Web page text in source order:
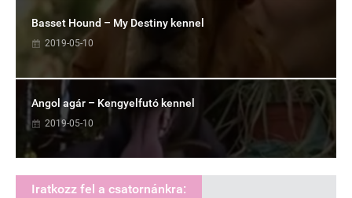
Basset Hound – My Destiny kennel
2019-05-10
Angol agár – Kengyelfutó kennel
2019-05-10
Iratkozz fel a csatornánkra: